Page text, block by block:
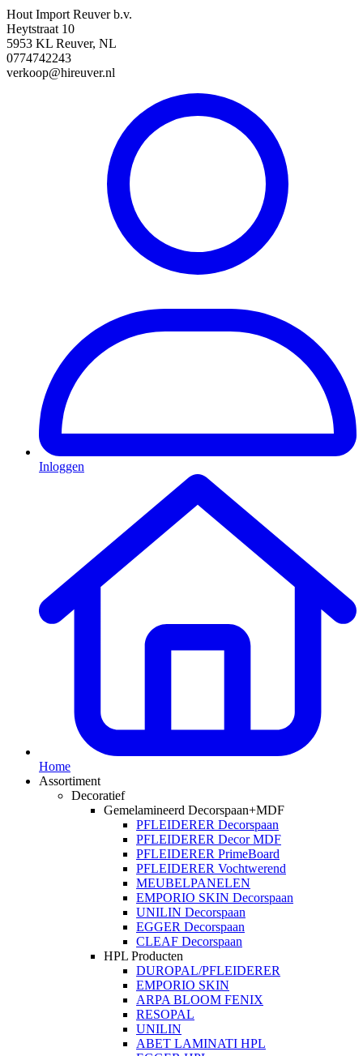
Hout Import Reuver b.v.
Heytstraat 10
5953 KL Reuver, NL
0774742243
verkoop@hireuver.nl
Inloggen
Home
Assortiment
Decoratief
Gemelamineerd Decorspaan+MDF
PFLEIDERER Decorspaan
PFLEIDERER Decor MDF
PFLEIDERER PrimeBoard
PFLEIDERER Vochtwerend
MEUBELPANELEN
EMPORIO SKIN Decorspaan
UNILIN Decorspaan
EGGER Decorspaan
CLEAF Decorspaan
HPL Producten
DUROPAL/PFLEIDERER
EMPORIO SKIN
ARPA BLOOM FENIX
RESOPAL
UNILIN
ABET LAMINATI HPL